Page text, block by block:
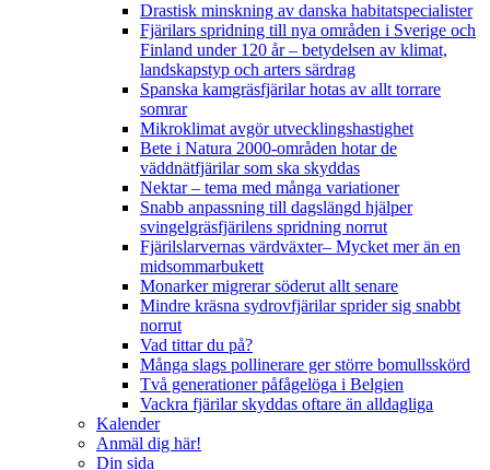
Drastisk minskning av danska habitatspecialister
Fjärilars spridning till nya områden i Sverige och
Finland under 120 år– betydelsen av klimat,
landskapstyp och arters särdrag
Spanska kamgräsfjärilar hotas av allt torrare
somrar
Mikroklimat avgör utvecklingshastighet
Bete i Natura 2000-områden hotar de
väddnätfjärilar som ska skyddas
Nektar – tema med många variationer
Snabb anpassning till dagslängd hjälper
svingelgräsfjärilens spridning norrut
Fjärilslarvernas värdväxter– Mycket mer än en
midsommarbukett
Monarker migrerar söderut allt senare
Mindre kräsna sydrovfjärilar sprider sig snabbt
norrut
Vad tittar du på?
Många slags pollinerare ger större bomullsskörd
Två generationer påfågelöga i Belgien
Vackra fjärilar skyddas oftare än alldagliga
Kalender
Anmäl dig här!
Din sida